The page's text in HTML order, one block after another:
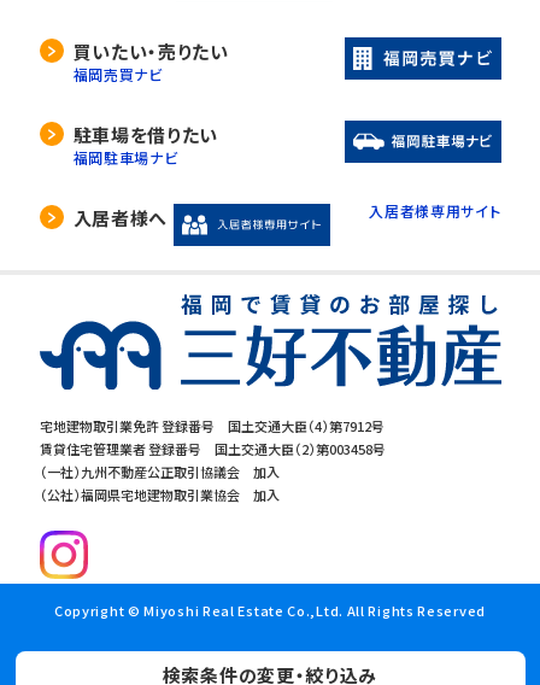
検索条件の変更・絞り込み
宅地建物取引業免許 登録番号 国土交通大臣（4）第7912号
賃貸住宅管理業者 登録番号 国土交通大臣（2）第003458号
（一社）九州不動産公正取引協議会 加入
（公社）福岡県宅地建物取引業協会 加入
買いたい・売りたい
福岡売買ナビ
駐車場を借りたい
福岡駐車場ナビ
入居者様へ 入居者様専用サイト
Copyright © Miyoshi Real Estate Co.,Ltd. All Rights Reserved